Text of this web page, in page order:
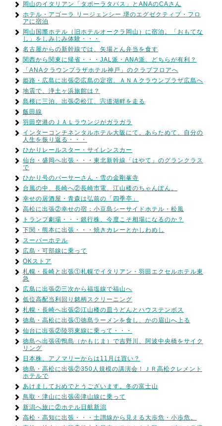
岡山のイタリアン「タボーラタパス」とANAのCAさん
ホテル・アゴーラ リージェンシー 堺のエグゼクティブ・フロ
アに宿泊
岡山国際ホテル（旧ホテルオークラ岡山）に宿泊。「おもてな
し」をしみじみ体験・・・
名古屋からの新幹線では、矢場とん弁当を食す
関西から関東に帰省・・・JAL派・ANA派、どちらが有利？
「ANAクラウンプラザホテル神戸」のクラブフロアへ
姫路・広島に出張②広島の定宿、ＡＮＡクラウンプラザ広島へ
地震で、浄土ヶ浜旅館は？
島根に三泊、出張②松江、宍道湖畔を走る
飯田線
羽田空港のＪＡＬラウンジがガラガラ
インターコンチネンタルホテル大阪にて。あらためて、自分の
人生を振り返る・・・
ひかりレールスター・サイレンスカー
仙台・盛岡へ出張・・・東北新幹線「はやて」のグランクラス
で
ひかり号のパーサーさん・雪の金剛峯寺
台風の中、長崎へ②長崎市電、江山楼のちゃんぽん。
幸せの居酒屋・青森は弘前の「四季亭」
高松に出張②幸せの宿：小豆島シーサイドホテル・松風
トランプ劇場・・・銀行株、今度こそ相場になるのか？
下関・熊本に出張・・・焼きカレーとかしわめし
スーパーホテル
広島・可部線に乗って
OKストア
札幌・長崎と出張①札幌でイタリアン・羽田エクセルホテル東
急
広島に出張②三次から福塩線で福山へ
低位高配当利回り銘柄スクリーニング
札幌・長崎へ出張②江山楼の皿うどんとハウステンボス
徳島・高松に出張①徳島ラーメンを食し、かの眉山へ上る
仙台に出張②陸羽東線に乗って・・・
徳島へ出張④鴨島（かもじま）で吉野川、阿波中央橋をサイク
リング
日本株、アノマリーからは11月は買い？
徳島・高松に出張②350人規模の講演会！ＪＲ高松クレメント
ホテルで
あけましておめでとうございます。冬の富士山
鳥取・津山に出張④津山線に乗って
新潟へ旅に②ホテル日航新潟
高松・高知に出張・・・土讃線から見える大歩危・小歩危。